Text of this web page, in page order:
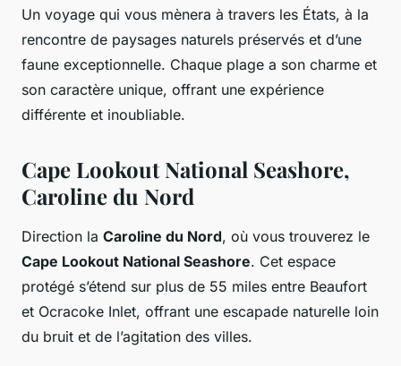
Un voyage qui vous mènera à travers les États, à la
rencontre de paysages naturels préservés et d’une
faune exceptionnelle. Chaque plage a son charme et
son caractère unique, offrant une expérience
différente et inoubliable.
Cape Lookout National Seashore,
Caroline du Nord
Direction la Caroline du Nord, où vous trouverez le
Cape Lookout National Seashore. Cet espace
protégé s’étend sur plus de 55 miles entre Beaufort
et Ocracoke Inlet, offrant une escapade naturelle loin
du bruit et de l’agitation des villes.